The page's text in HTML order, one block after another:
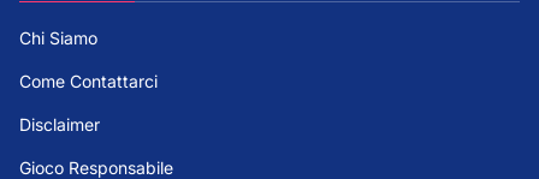
Chi Siamo
Come Contattarci
Disclaimer
Gioco Responsabile